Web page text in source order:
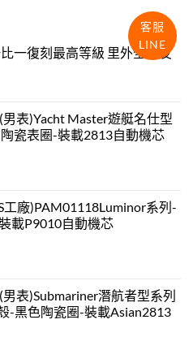
一復刻最高等級 里外全羊皮
表)Yacht Master遊艇名仕型
瓷表圈-裝載2813自動機芯
工廠)PAM01118Luminor系列-
載P9010自動機芯
表)Submariner潛航者型系列
-黑色陶瓷圈-裝載Asian2813
客服
LINE